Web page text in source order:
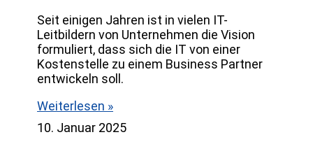
Seit einigen Jahren ist in vielen IT-
Leitbildern von Unternehmen die Vision
formuliert, dass sich die IT von einer
Kostenstelle zu einem Business Partner
entwickeln soll.
Weiterlesen »
10. Januar 2025